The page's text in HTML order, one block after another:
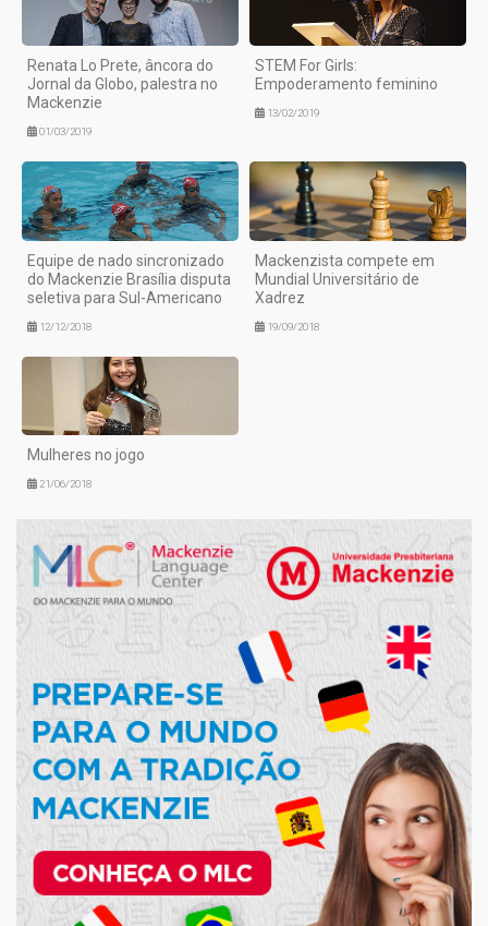
Renata Lo Prete, âncora do
Jornal da Globo, palestra no
Mackenzie
01/03/2019
STEM For Girls:
Empoderamento feminino
13/02/2019
Equipe de nado sincronizado
do Mackenzie Brasília disputa
seletiva para Sul-Americano
12/12/2018
Mackenzista compete em
Mundial Universitário de
Xadrez
19/09/2018
Mulheres no jogo
21/06/2018